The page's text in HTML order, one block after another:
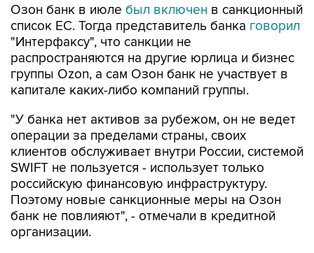
Озон банк в июле был включен в санкционный
список ЕС. Тогда представитель банка говорил
"Интерфаксу", что санкции не
распространяются на другие юрлица и бизнес
группы Ozon, а сам Озон банк не участвует в
капитале каких-либо компаний группы.
"У банка нет активов за рубежом, он не ведет
операции за пределами страны, своих
клиентов обслуживает внутри России, системой
SWIFT не пользуется - использует только
российскую финансовую инфраструктуру.
Поэтому новые санкционные меры на Озон
банк не повлияют", - отмечали в кредитной
организации.